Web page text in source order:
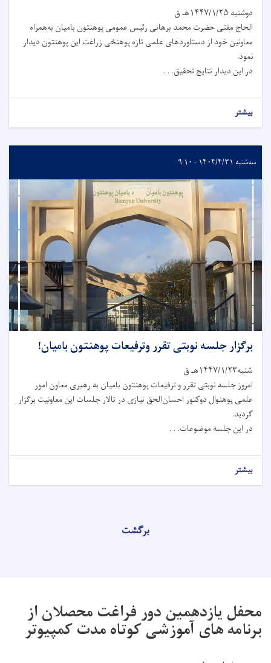
دوشنبه ۱۴۴۷/۱/۲۵هـ ق
الحاج مفتی حضرت محمد برهانی رئیس عمومی پوهنتون بامیان به‌همراه
معاونین خود از دستاوردهای علمی تازه پوهنځی زراعت این پوهنتون دیدار
نمود.
در این دیدار نتایج تحقیق. . .
بیشتر
سه‌شنبه ۱۴۰۴/۴/۳۱ - ۹:۱۰
برگزار جلسه نوبتی تقرر وترفیعات پوهنتون بامیان!
شنبه۱۴۴۷/۱/۲۳هـ ق
امروز جلسه نوبتی تقرر و ترفیعات پوهنتون بامیان به رهبری معاون امور
علمی پوهنوال دوکتور احسان‌الحق نیازی در تالار جلسات این معاونیت برگزار
گردید.
در این جلسه موضوعات. . .
بیشتر
برگشت
محفل یازدهمین دور فراغت محصلان از
برنامه های آموزشی کوتاه مدت کمپیوتر